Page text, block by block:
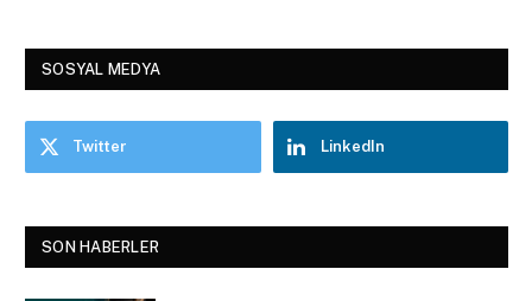
SOSYAL MEDYA
Twitter LinkedIn
SON HABERLER